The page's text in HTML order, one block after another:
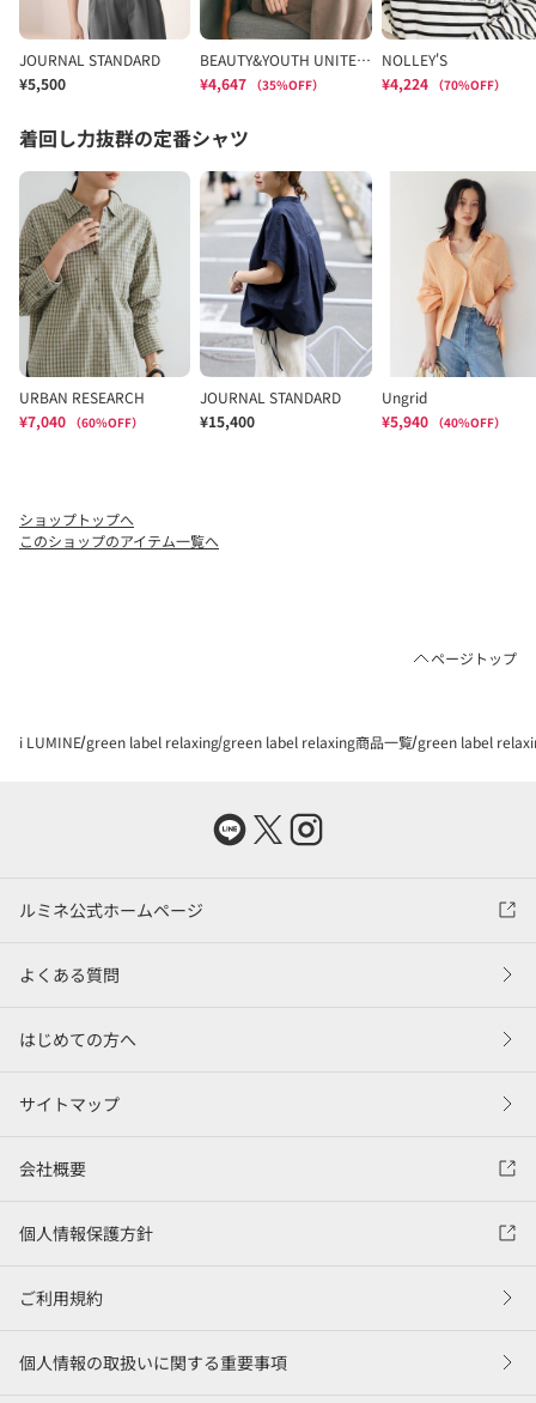
ショップトップへ
このショップのアイテム一覧へ
ページトップ
i LUMINE green label relaxing green label relaxing商品一覧 green label
ルミネ公式ホームページ
よくある質問
はじめての方へ
サイトマップ
会社概要
個人情報保護方針
ご利用規約
個人情報の取扱いに関する重要事項